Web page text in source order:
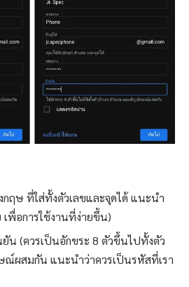
ฤษ ที่ใส่ทั้งตัวเลขและจุดได้ แนะนำ
เพื่อการใช้งานที่ง่ายขึ้น)
น (ควรเป็นอักขระ 8 ตัวขึ้นไปทั้งตัว
ณ์ผสมกัน แนะนำว่าควรเป็นรหัสที่เรา